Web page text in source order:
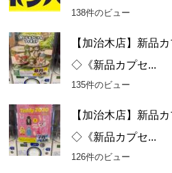
138件のビュー
【加治木店】新品
◇《新品カプセ...
135件のビュー
【加治木店】新品
◇《新品カプセ...
126件のビュー